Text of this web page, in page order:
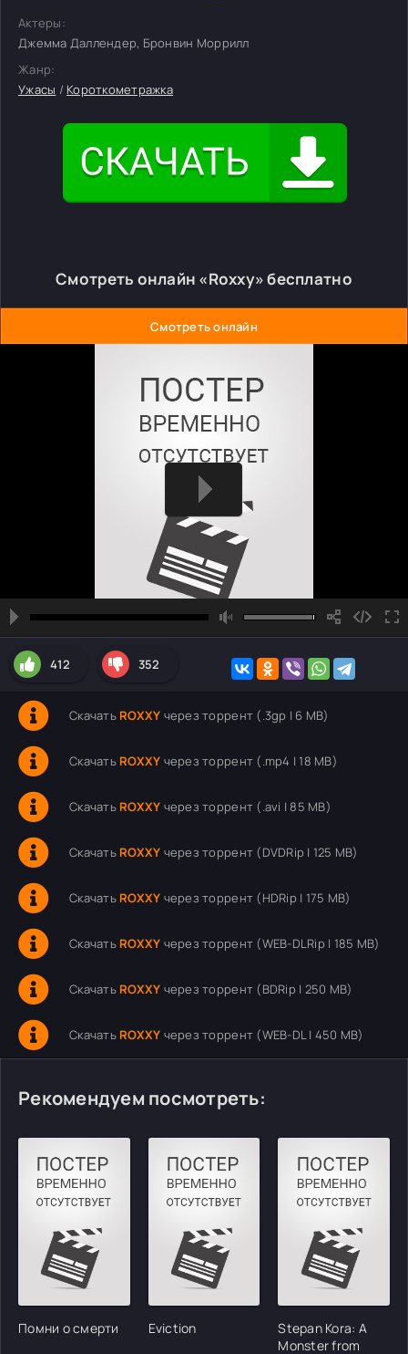
Актеры:
Джемма Даллендер, Бронвин Моррилл
Жанр:
Ужасы / Короткометражка
Смотреть онлайн «Roxxy» бесплатно
Смотреть онлайн
412 352
Скачать ROXXY через торрент (.3gp | 6 MB)
Скачать ROXXY через торрент (.mp4 | 18 MB)
Скачать ROXXY через торрент (.avi | 85 MB)
Скачать ROXXY через торрент (DVDRip | 125 MB)
Скачать ROXXY через торрент (HDRip | 175 MB)
Скачать ROXXY через торрент (WEB-DLRip | 185 MB)
Скачать ROXXY через торрент (BDRip | 250 MB)
Скачать ROXXY через торрент (WEB-DL | 450 MB)
Рекомендуем посмотреть:
Помни о смерти Eviction
Stepan Kora: A
Monster from